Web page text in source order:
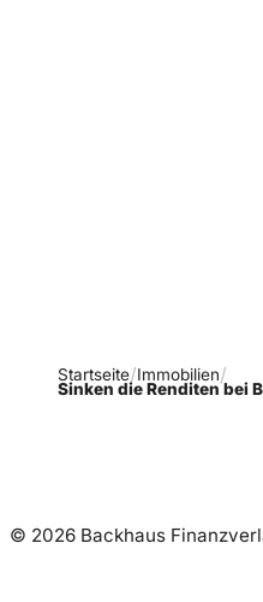
Startseite Immobilien
Sinken die Renditen bei
© 2026 Backhaus